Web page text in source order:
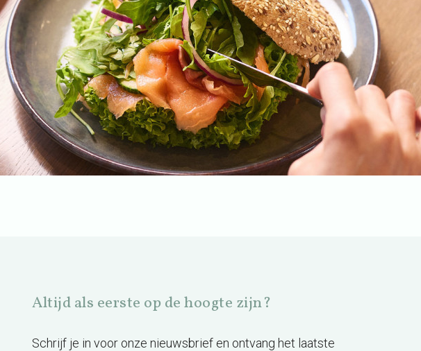
Altijd als eerste op de hoogte zijn?
Schrijf je in voor onze nieuwsbrief en ontvang het laatste